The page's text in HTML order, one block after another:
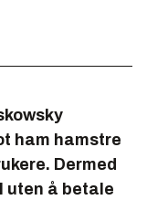
ham hamstre
Dermed
uten å betale